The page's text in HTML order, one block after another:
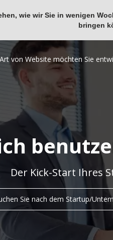
wie wir Sie in wenigen
bringen
Der Kick-Start Ihres